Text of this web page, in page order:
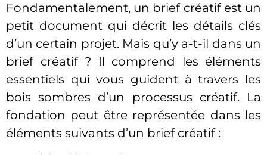
Fondamentalement, un brief créatif est un
petit document qui décrit les détails clés
d’un certain projet. Mais qu’y a-t-il dans un
brief créatif ? Il comprend les éléments
essentiels qui vous guident à travers les
bois sombres d’un processus créatif. La
fondation peut être représentée dans les
éléments suivants d’un brief créatif :